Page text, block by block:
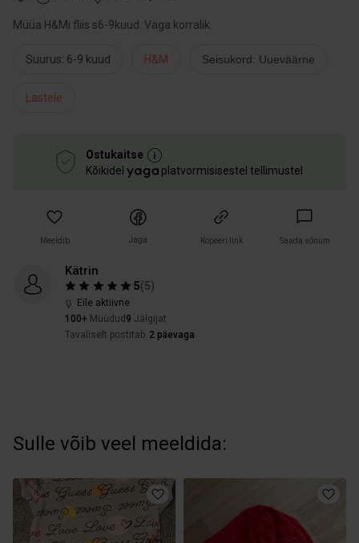
Müüa H&Mi fliis s6-9kuud. Väga korralik.
Suurus: 6-9 kuud H&M Seisukord: Uueväärne
Lastele
Ostukaitse
Kõikidel
platvormisisestel tellimustel
Meeldib Jaga Kopeeri link Saada sõnum
Kätrin
5(5)
Eile aktiivne
100+ Müüdud 9 Jälgijat
Tavaliselt postitab 2 päevaga
Sulle võib veel meeldida: